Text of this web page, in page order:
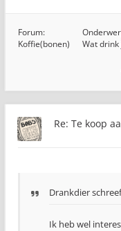
Forum:
Koffie(bonen)
Wat drink
Re: Te koop
Drankdier
Ik heb wel